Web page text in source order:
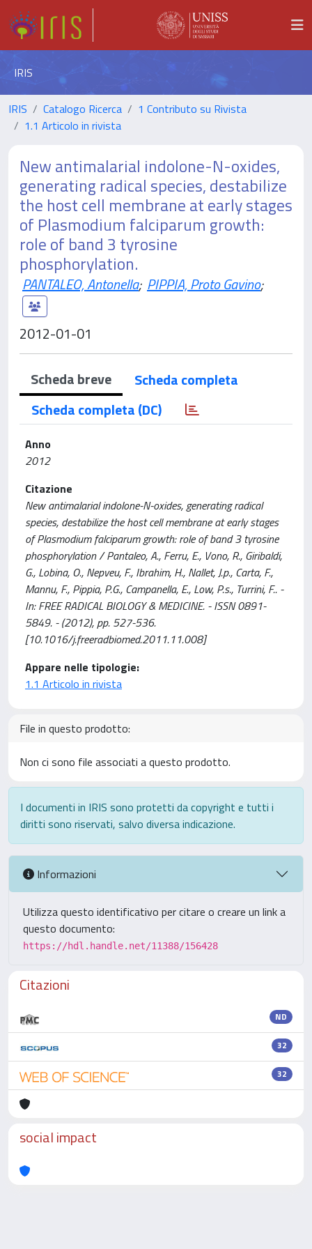
IRIS
IRIS Catalogo Ricerca
1 Contributo su Rivista
1.1 Articolo in rivista
New antimalarial indolone-N-oxides,
generating radical species, destabilize
the host cell membrane at early stages
of Plasmodium falciparum growth:
role of band 3 tyrosine
phosphorylation.
PANTALEO, Antonella; PIPPIA, Proto Gavino;
2012-01-01
Scheda breve
Scheda completa
Scheda completa (DC)
Anno
2012
Citazione
New antimalarial indolone-N-oxides, generating radical
species, destabilize the host cell membrane at early stages
of Plasmodium falciparum growth: role of band 3 tyrosine
phosphorylation / Pantaleo, A., Ferru, E., Vono, R., Giribaldi,
G., Lobina, O., Nepveu, F., Ibrahim, H., Nallet, J.p., Carta, F.,
Mannu, F., Pippia, P.G., Campanella, E., Low, P.s., Turrini, F.. -
In: FREE RADICAL BIOLOGY & MEDICINE. - ISSN 0891-
5849. - (2012), pp. 527-536.
[10.1016/j.freeradbiomed.2011.11.008]
Appare nelle tipologie:
1.1 Articolo in rivista
File in questo prodotto:
Non ci sono file associati a questo prodotto.
I documenti in IRIS sono protetti da copyright e tutti i
diritti sono riservati, salvo diversa indicazione.
Informazioni
Utilizza questo identificativo per citare o creare un link a
questo documento:
https://hdl.handle.net/11388/156428
Citazioni
ND
32
32
social impact